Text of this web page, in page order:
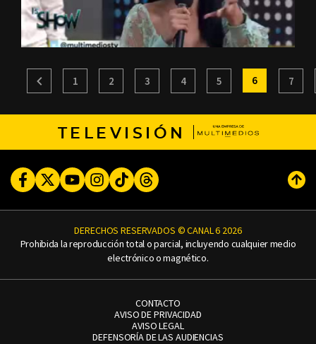
1 2 3 4 5 6 7
TELEVISIÓN
FacebookTwitterYoutubeInstagram
TikTokThreads
DERECHOS RESERVADOS © CANAL 6 2026
Prohibida la reproducción total o parcial, incluyendo cualquier medio
electrónico o magnético.
CONTACTO
AVISO DE PRIVACIDAD
AVISO LEGAL
DEFENSORÍA DE LAS AUDIENCIAS